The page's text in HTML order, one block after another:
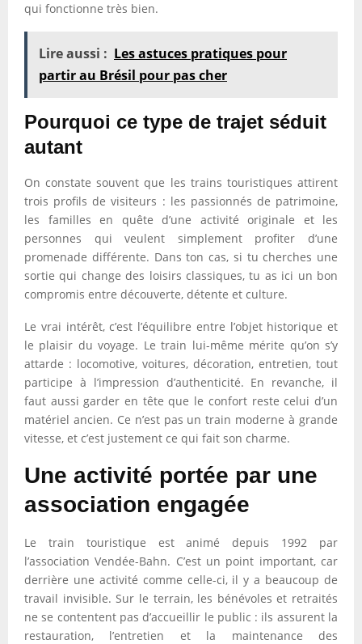
qui fonctionne très bien.
Lire aussi : Les astuces pratiques pour
partir au Brésil pour pas cher
Pourquoi ce type de trajet séduit
autant
On constate souvent que les trains touristiques attirent
trois profils de visiteurs : les passionnés de patrimoine,
les familles en quête d’une activité originale et les
personnes qui veulent simplement profiter d’une
promenade différente. Dans ton cas, si tu cherches une
sortie qui change des loisirs classiques, tu as ici un bon
compromis entre découverte, détente et culture.
Le vrai intérêt, c’est l’équilibre entre l’objet historique et
le plaisir du voyage. Le train lui-même mérite qu’on s’y
attarde : locomotive, voitures, décoration, entretien, tout
participe à l’impression d’authenticité. En revanche, il
faut aussi garder en tête que le confort reste celui d’un
matériel ancien. Ce n’est pas un train moderne à grande
vitesse, et c’est justement ce qui fait son charme.
Une activité portée par une
association engagée
Le train touristique est animé depuis 1992 par
l’association Vendée-Bahn. C’est un point important, car
derrière une activité comme celle-ci, il y a beaucoup de
travail invisible. Sur le terrain, les bénévoles et retraités
ne se contentent pas d’accueillir le public : ils assurent la
restauration, l’entretien et la maintenance des